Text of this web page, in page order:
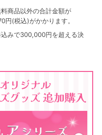
商品以外の合計金額が
(税込)がかかります。
みで300,000円を超える決